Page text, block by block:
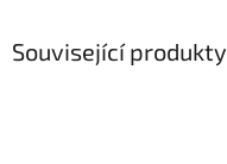
Související produkty